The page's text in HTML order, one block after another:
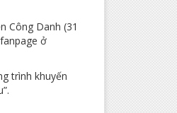
Công Danh (31
ở
trình khuyến